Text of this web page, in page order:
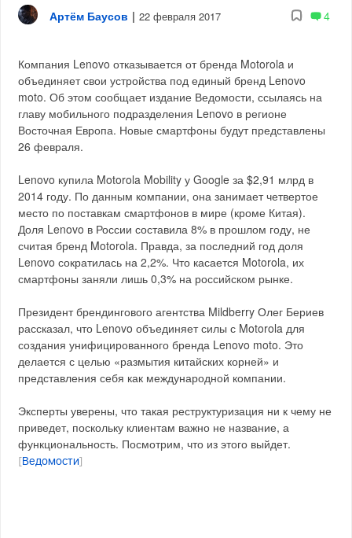
Артём Баусов | 22 февраля 2017 4
Компания Lenovo отказывается от бренда Motorola и
объединяет свои устройства под единый бренд Lenovo
moto. Об этом сообщает издание Ведомости, ссылаясь на
главу мобильного подразделения Lenovo в регионе
Восточная Европа. Новые смартфоны будут представлены
26 февраля.
Lenovo купила Motorola Mobility у Google за $2,91 млрд в
2014 году. По данным компании, она занимает четвертое
место по поставкам смартфонов в мире (кроме Китая).
Доля Lenovo в России составила 8% в прошлом году, не
считая бренд Motorola. Правда, за последний год доля
Lenovo сократилась на 2,2%. Что касается Motorola, их
смартфоны заняли лишь 0,3% на российском рынке.
Президент брендингового агентства Mildberry Олег Бериев
рассказал, что Lenovo объединяет силы с Motorola для
создания унифицированного бренда Lenovo moto. Это
делается с целью «размытия китайских корней» и
представления себя как международной компании.
Эксперты уверены, что такая реструктуризация ни к чему не
приведет, поскольку клиентам важно не название, а
функциональность. Посмотрим, что из этого выйдет.
Ведомости